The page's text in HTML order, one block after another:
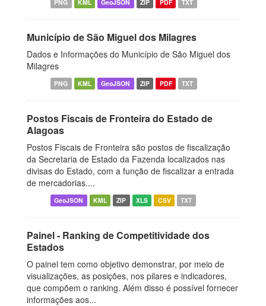
PNG KML GeoJSON ZIP PDF TXT
Município de São Miguel dos Milagres
Dados e Informações do Município de São Miguel dos
Milagres
PNG KML GeoJSON ZIP PDF TXT
Postos Fiscais de Fronteira do Estado de
Alagoas
Postos Fiscais de Fronteira são postos de fiscalização
da Secretaria de Estado da Fazenda localizados nas
divisas do Estado, com a função de fiscalizar a entrada
de mercadorias....
GeoJSON KML ZIP XLS CSV TXT
Painel - Ranking de Competitividade dos
Estados
O painel tem como objetivo demonstrar, por meio de
visualizações, as posições, nos pilares e indicadores,
que compõem o ranking. Além disso é possível fornecer
informações aos...